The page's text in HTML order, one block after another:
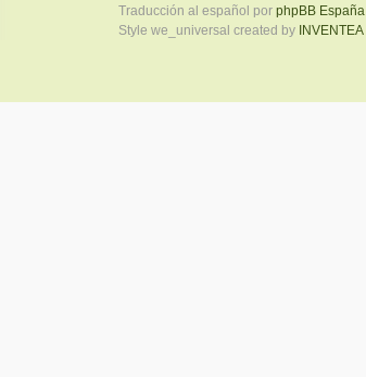
Traducción al español por phpBB España
Style we_universal created by INVENTEA